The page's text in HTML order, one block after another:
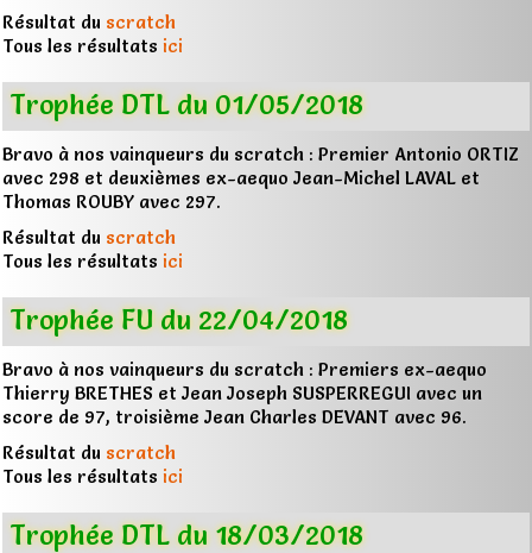
Résultat du scratch
Tous les résultats ici
Trophée DTL du 01/05/2018
Bravo à nos vainqueurs du scratch : Premier Antonio ORTIZ
avec 298 et deuxièmes ex-aequo Jean-Michel LAVAL et
Thomas ROUBY avec 297.
Résultat du scratch
Tous les résultats ici
Trophée FU du 22/04/2018
Bravo à nos vainqueurs du scratch : Premiers ex-aequo
Thierry BRETHES et Jean Joseph SUSPERREGUI avec un
score de 97, troisième Jean Charles DEVANT avec 96.
Résultat du scratch
Tous les résultats ici
Trophée DTL du 18/03/2018